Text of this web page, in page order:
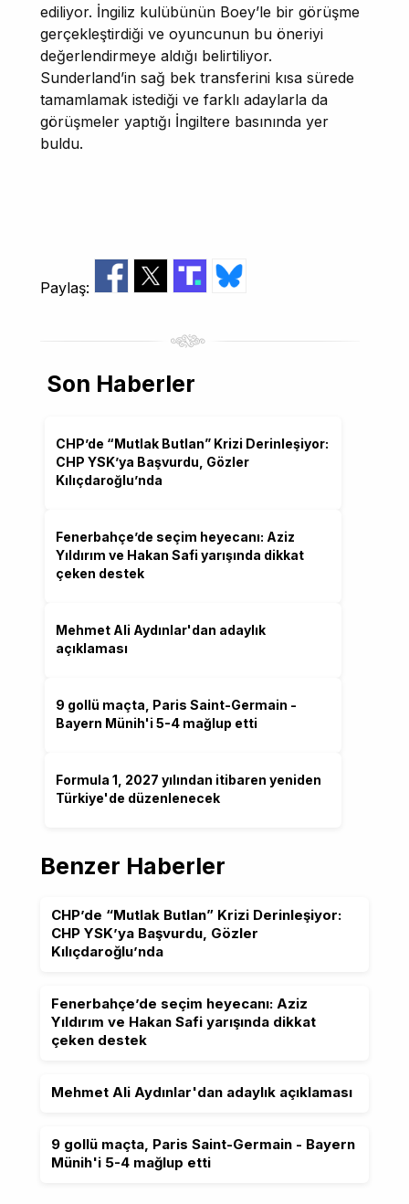
ediliyor. İngiliz kulübünün Boey’le bir görüşme
gerçekleştirdiği ve oyuncunun bu öneriyi
değerlendirmeye aldığı belirtiliyor.
Sunderland’in sağ bek transferini kısa sürede
tamamlamak istediği ve farklı adaylarla da
görüşmeler yaptığı İngiltere basınında yer
buldu.
Paylaş:
Son Haberler
CHP’de “Mutlak Butlan” Krizi Derinleşiyor:
CHP YSK’ya Başvurdu, Gözler
Kılıçdaroğlu’nda
Fenerbahçe’de seçim heyecanı: Aziz
Yıldırım ve Hakan Safi yarışında dikkat
çeken destek
Mehmet Ali Aydınlar'dan adaylık
açıklaması
9 gollü maçta, Paris Saint-Germain -
Bayern Münih'i 5-4 mağlup etti
Formula 1, 2027 yılından itibaren yeniden
Türkiye'de düzenlenecek
Benzer Haberler
CHP’de “Mutlak Butlan” Krizi Derinleşiyor:
CHP YSK’ya Başvurdu, Gözler
Kılıçdaroğlu’nda
Fenerbahçe’de seçim heyecanı: Aziz
Yıldırım ve Hakan Safi yarışında dikkat
çeken destek
Mehmet Ali Aydınlar'dan adaylık açıklaması
9 gollü maçta, Paris Saint-Germain - Bayern
Münih'i 5-4 mağlup etti